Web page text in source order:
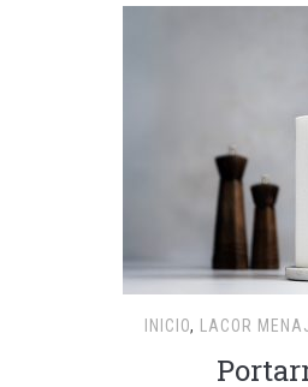
INICIO, LACOR